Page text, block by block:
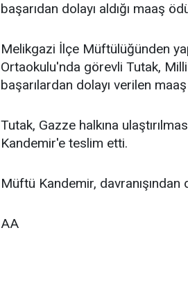
başarıdan dolayı aldığı maaş
Melikgazi İlçe Müftülüğünden
Ortaokulu'nda görevli Tutak,
başarılardan dolayı verilen
Tutak, Gazze halkına
Kandemir'e teslim etti.
Müftü Kandemir,
AA